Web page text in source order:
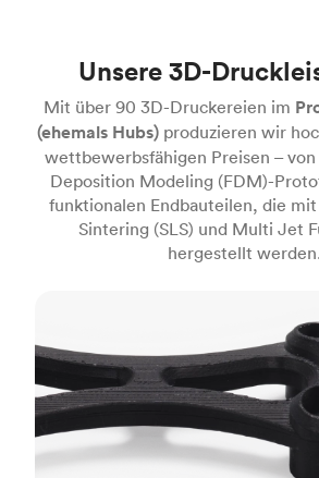
Unsere 3D-
Mit über 90 3D-Druckereien im
(ehemals Hubs)produzieren wir
wettbewerbsfähigen Preisen – von
Deposition Modeling (FDM)-
funktionalen Endbauteilen, die
Sintering (SLS) und Multi Jet
hergestellt werden.